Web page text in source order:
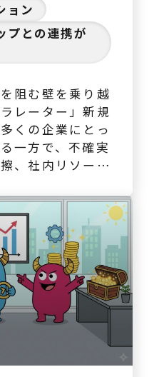
ョン
プとの連携が
阻む壁を乗り越
レーター」新規
くの企業にとっ
一方で、不確実
、社内リソース
検証から事業
至るまでの道の
ある意思決定と
しかし、一般的
外部パートナー
留まり、真…